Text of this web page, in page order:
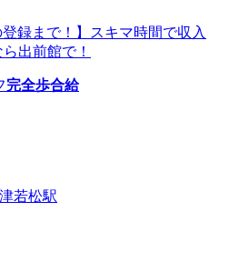
録まで！】スキマ時間で収入
出前館で！
完全歩合給
若松駅